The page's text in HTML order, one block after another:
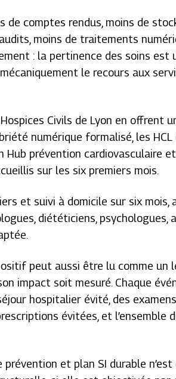
de comptes rendus, moins de
moins de traitements
: la pertinence des soins est
le recours aux
Civils de Lyon en offrent
numérique formalisé, les
Hub prévention cardiovasculaire
sur les six premiers mois.
et suivi à domicile sur six mois,
diététiciens, psychologues,
peut aussi être lu comme un
impact soit mesuré. Chaque
hospitalier évité, des examens
évitées, et l’ensemble
et plan SI durable n’est